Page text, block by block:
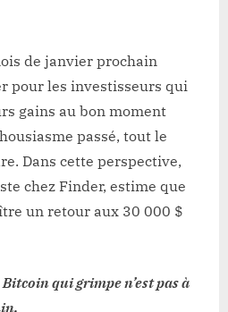
de janvier prochain
pour les investisseurs qui
gains au bon moment
passé, tout le
Dans cette perspective,
chez Finder, estime que
un retour aux 30 000 $
qui grimpe n’est pas à